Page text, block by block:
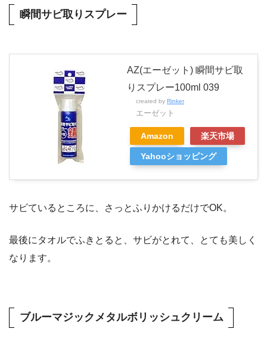
瞬間サビ取りスプレー
AZ(エーゼット) 瞬間サビ取
りスプレー100ml 039
created by Rinker
エーゼット
Amazon 楽天市場
Yahooショッピング
サビているところに、さっとふりかけるだけでOK。
最後にタオルでふきとると、サビがとれて、とても美しく
なります。
ブルーマジックメタルボリッシュクリーム